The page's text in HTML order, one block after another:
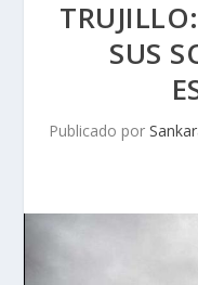
SUS
Publicado por